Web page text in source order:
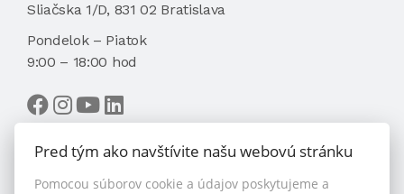
Sliačska 1/D, 831 02 Bratislava
Pondelok – Piatok
9:00 – 18:00 hod
VYBRAŤ MAKLÉRA
Pred tým ako navštívite našu webovú stránku
Pomocou súborov cookie a údajov poskytujeme a